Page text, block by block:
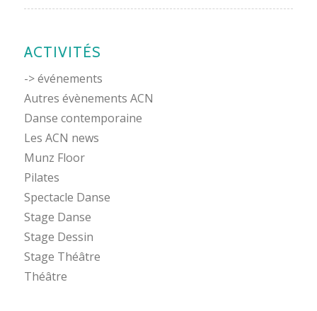
ACTIVITÉS
-> événements
Autres évènements ACN
Danse contemporaine
Les ACN news
Munz Floor
Pilates
Spectacle Danse
Stage Danse
Stage Dessin
Stage Théâtre
Théâtre